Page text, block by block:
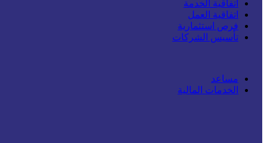
اتفاقية الخدمة
اتفاقية العمل
فرص استثمارية
تأسيس الشركات
مساعد
الخدمات المالية